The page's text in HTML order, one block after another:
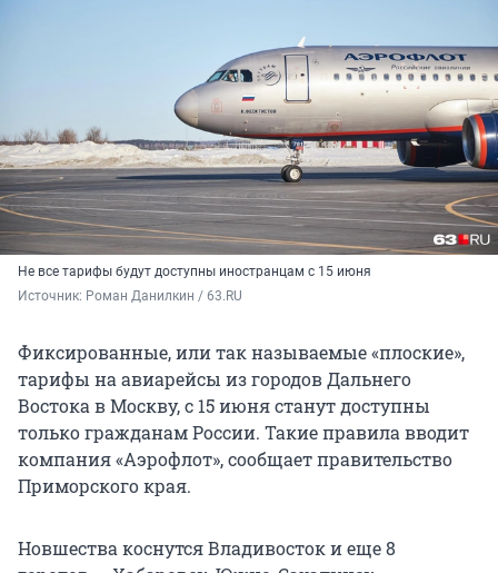
Не все тарифы будут доступны иностранцам с 15 июня
Источник: Роман Данилкин / 63.RU
Фиксированные, или так называемые «плоские»,
тарифы на авиарейсы из городов Дальнего
Востока в Москву, с 15 июня станут доступны
только гражданам России. Такие правила вводит
компания «Аэрофлот», сообщает правительство
Приморского края.
Новшества коснутся Владивосток и еще 8